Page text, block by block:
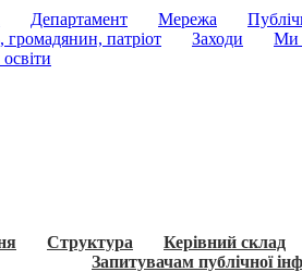
Департамент Мережа
громадянин, патріот Заходи
Ми
Структура
Керівний склад
Запитувачам публічної